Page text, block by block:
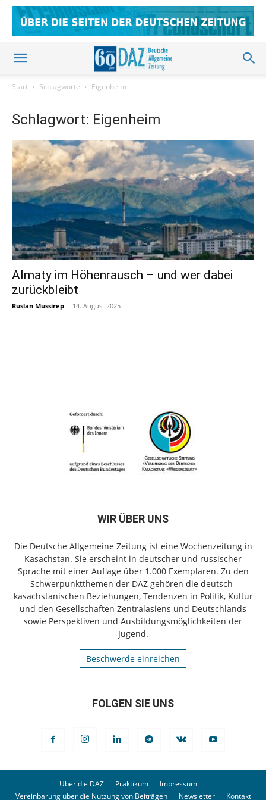
Start Schlagworte Eigenheim
Schlagwort: Eigenheim
Almaty im Höhenrausch – und wer dabei
zurückbleibt
Ruslan Mussirep - 14. August 2025
WIR ÜBER UNS
Die Deutsche Allgemeine Zeitung ist eine Wochenzeitung in
Kasachstan. Sie erscheint in deutscher und russischer
Sprache mit einer Auflage über 1.000 Exemplaren. Zu den
Schwerpunktthemen der DAZ gehören die deutsch-
kasachstanischen Beziehungen, Tendenzen in Politik, Kultur
und den Gesellschaften Zentralasiens und Deutschlands
sowie Perspektiven und Ausbildungsmöglichkeiten der
Jugend.
Beschwerde einreichen
FOLGEN SIE UNS
Über die DAZ Praktikum
Impressum
Vereinbarung über die Nutzung von Beiträgen
Newsletter Kontakt